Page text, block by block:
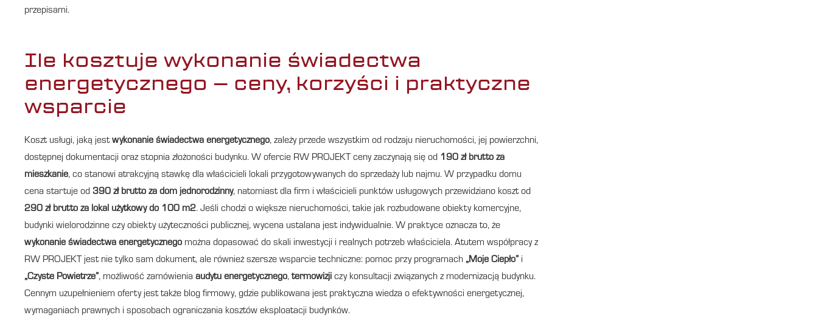
przepisami.
Ile kosztuje wykonanie świadectwa
energetycznego – ceny, korzyści i praktyczne
wsparcie
Koszt usługi, jaką jestwykonanie świadectwa energetycznego, zależy przede wszystkim od rodzaju nieruchomości, jej powierzchni,
dostępnej dokumentacji oraz stopnia złożoności budynku. W ofercie RW PROJEKT ceny zaczynają się od 190 zł brutto za
mieszkanie, co stanowi atrakcyjną stawkę dla właścicieli lokali przygotowywanych do sprzedaży lub najmu. W przypadku domu
cena startuje od 390 zł brutto za dom jednorodzinny, natomiast dla firm i właścicieli punktów usługowych przewidziano koszt od
290 zł brutto za lokal użytkowy do 100 m2. Jeśli chodzi o większe nieruchomości, takie jak rozbudowane obiekty komercyjne,
budynki wielorodzinne czy obiekty użyteczności publicznej, wycena ustalana jest indywidualnie. W praktyce oznacza to, że
wykonanie świadectwa energetycznego można dopasować do skali inwestycji i realnych potrzeb właściciela. Atutem współpracy z
RW PROJEKT jest nie tylko sam dokument, ale również szersze wsparcie techniczne: pomoc przy programach „Moje Ciepło” i
„Czyste Powietrze”, możliwość zamówienia audytu energetycznego, termowizji czy konsultacji związanych z modernizacją budynku.
Cennym uzupełnieniem oferty jest także blog firmowy, gdzie publikowana jest praktyczna wiedza o efektywności energetycznej,
wymaganiach prawnych i sposobach ograniczania kosztów eksploatacji budynków.